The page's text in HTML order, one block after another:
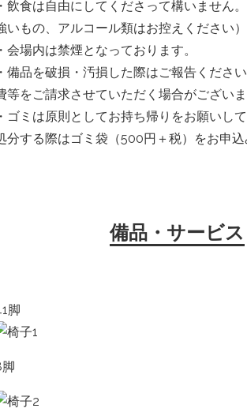
飲食は自由にしてくださって構いません
いもの、アルコール類はお控えください）
会場内は禁煙となっております。
備品を破損・汚損した際はご報告くださ
等をご請求させていただく場合がございま
ゴミは原則としてお持ち帰りをお願いし
分する際はゴミ袋（500円＋税）をお申込
備品・サービス
脚